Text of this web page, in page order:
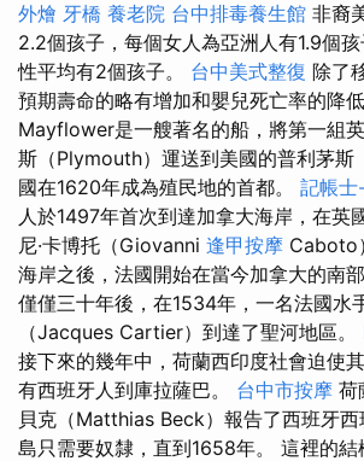
外燴 牙橋 養老院 台中排毒養生館 非裔
2.2個孩子，每個女人為亞洲人有1.9個
性平均有2個孩子。 台中美式整復 除了
預期壽命的略有增加和嬰兒死亡率的降低
Mayflower是一艘著名的船，將第一組
斯（Plymouth）運送到美國的普利茅斯
國在1620年成為殖民地的首都。 記帳士
人於1497年首次到達加拿大海岸，在英
尼·卡博托（Giovanni 逢甲按摩 Caboto
海岸之後，法國開始在當今加拿大的南
僅僅三十年後，在1534年，一名法國水
（Jacques Cartier）到達了聖河地區。
接下來的幾年中，荷蘭西印度社會迫使
有西班牙人到庫拉薩巴。 台中市按摩 荷
貝克（Matthias Beck）報告了西班牙
島只需要奴隸，直到1658年。 這裡的結